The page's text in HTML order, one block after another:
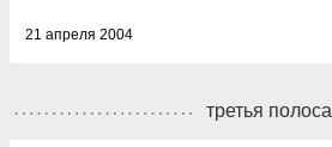
21 апреля 2004
третья полоса